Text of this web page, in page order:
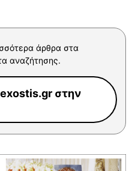
άρθρα στα
αναζήτησης.
στην